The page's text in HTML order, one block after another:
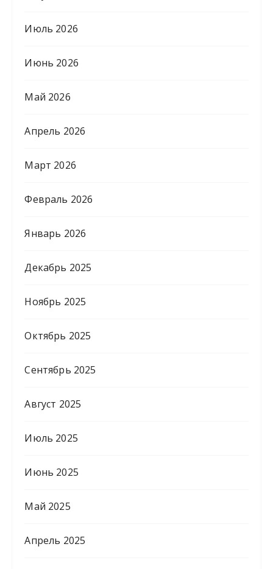
Июль 2026
Июнь 2026
Май 2026
Апрель 2026
Март 2026
Февраль 2026
Январь 2026
Декабрь 2025
Ноябрь 2025
Октябрь 2025
Сентябрь 2025
Август 2025
Июль 2025
Июнь 2025
Май 2025
Апрель 2025